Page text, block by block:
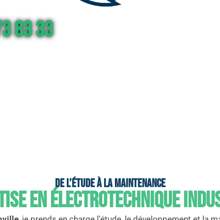
83 33
De l’étude à la maintenance
en électrotechnique